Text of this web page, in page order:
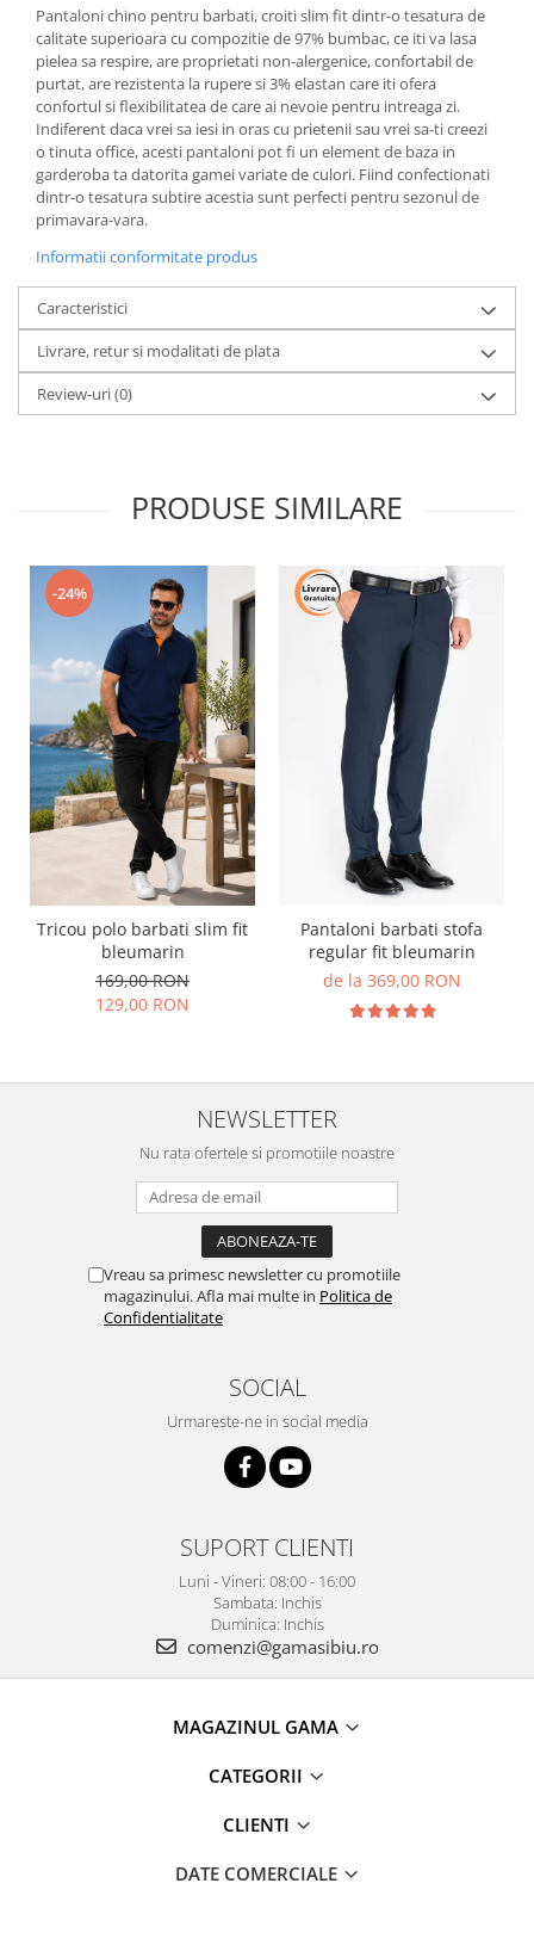
Pantaloni chino pentru barbati, croiti slim fit dintr-o tesatura de
calitate superioara cu compozitie de 97% bumbac, ce iti va lasa
pielea sa respire, are proprietati non-alergenice, confortabil de
purtat, are rezistenta la rupere si 3% elastan care iti ofera
confortul si flexibilitatea de care ai nevoie pentru intreaga zi.
Indiferent daca vrei sa iesi in oras cu prietenii sau vrei sa-ti creezi
o tinuta office, acesti pantaloni pot fi un element de baza in
garderoba ta datorita gamei variate de culori. Fiind confectionati
dintr-o tesatura subtire acestia sunt perfecti pentru sezonul de
primavara-vara.
Informatii conformitate produs
Caracteristici
Livrare, retur si modalitati de plata
Review-uri(0)
PRODUSE SIMILARE
-24%
Tricou polo barbati slim fit
bleumarin
169,00 RON
129,00 RON
Pantaloni barbati stofa
regular fit bleumarin
de la 369,00 RON
NEWSLETTER
Nu rata ofertele si promotiile noastre
Vreau sa primesc newsletter cu promotiile
magazinului. Afla mai multe in Politica de
Confidentialitate
SOCIAL
Urmareste-ne in social media
SUPORT CLIENTI
Luni - Vineri: 08:00 - 16:00
Sambata: Inchis
Duminica: Inchis
comenzi@gamasibiu.ro
MAGAZINUL GAMA
CATEGORII
CLIENTI
DATE COMERCIALE